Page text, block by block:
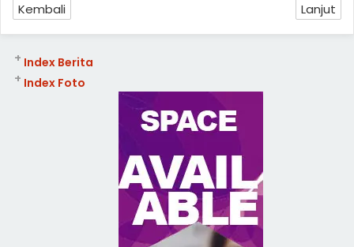
Kembali Lanjut
Index Berita
+
Index Foto
+